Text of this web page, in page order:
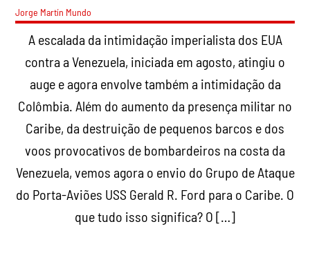
Jorge Martín Mundo
A escalada da intimidação imperialista dos EUA
contra a Venezuela, iniciada em agosto, atingiu o
auge e agora envolve também a intimidação da
Colômbia. Além do aumento da presença militar no
Caribe, da destruição de pequenos barcos e dos
voos provocativos de bombardeiros na costa da
Venezuela, vemos agora o envio do Grupo de Ataque
do Porta-Aviões USS Gerald R. Ford para o Caribe. O
que tudo isso significa? O […]